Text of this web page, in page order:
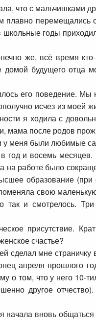
что с мальчишками
перемещались
годы
же, всё время
домой будущего
его поведение. Мы
исчез из моей
я ходила с
мама после родов
у меня были любимые
год и восемь
на работе было
образование
свою
и смотрелось.
присутствие.
счастье?
сделал мне страничку
апреля прошлого
том, что у него 10-
другое
начала вновь